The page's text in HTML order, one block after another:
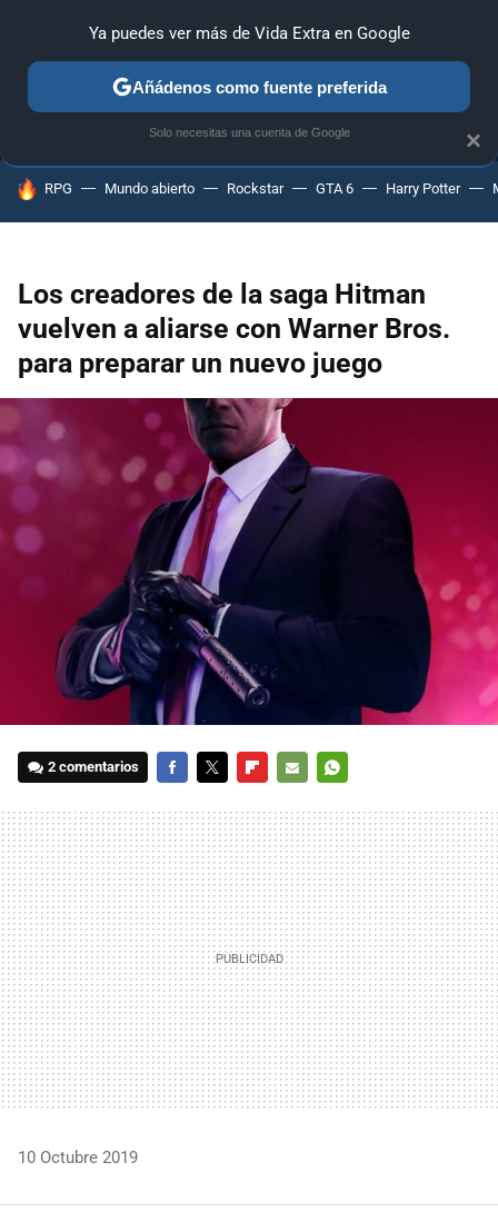
MENÚ NUEVO
GUÍAS Y TRUCOS PC SONY
HOY SE HABLA DE
RPG Mundo abierto Rockstar GTA 6 Harry Potter
Los creadores de la saga Hitman
vuelven a aliarse con Warner Bros.
para preparar un nuevo juego
2 comentarios
MAIL
10 Octubre 2019
×
Ya puedes ver más de Vida Extra en Google
Añádenos como fuente preferida
Solo necesitas una cuenta de Google